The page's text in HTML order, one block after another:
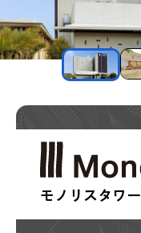
モノリスタワー